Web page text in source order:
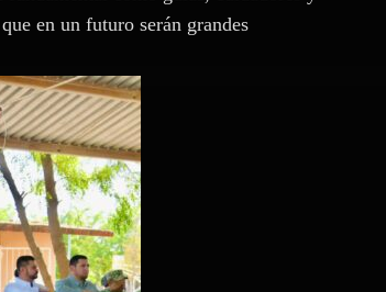
en un futuro serán grandes